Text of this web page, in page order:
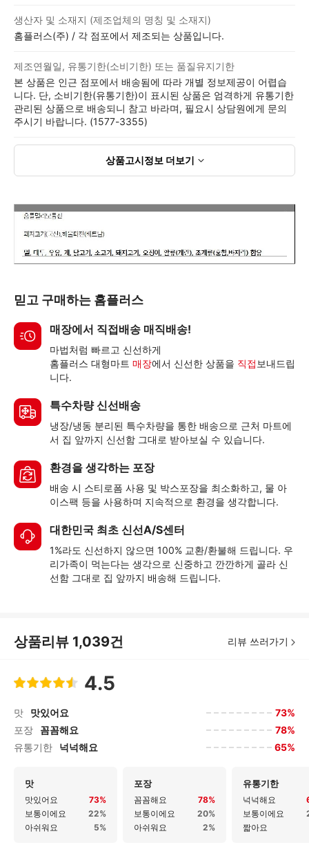
생산자 및 소재지 (제조업체의 명칭 및 소재지)
홈플러스(주) / 각 점포에서 제조되는 상품입니다.
제조연월일, 유통기한(소비기한) 또는 품질유지기한
본 상품은 인근 점포에서 배송됨에 따라 개별 정보제공이 어렵습
니다. 단, 소비기한(유통기한)이 표시된 상품은 엄격하게 유통기한
관리된 상품으로 배송되니 참고 바라며, 필요시 상담원에게 문의
주시기 바랍니다. (1577-3355)
상품고시정보 더보기
믿고 구매하는 홈플러스
매장에서 직접배송 매직배송!
마법처럼 빠르고 신선하게
홈플러스 대형마트 매장에서 신선한 상품을 직접 보내드립
니다.
특수차량 신선배송
냉장/냉동 분리된 특수차량을 통한 배송으로 근처 마트에
서 집 앞까지 신선함 그대로 받아보실 수 있습니다.
환경을 생각하는 포장
배송 시 스티로폼 사용 및 박스포장을 최소화하고, 물 아
이스팩 등을 사용하며 지속적으로 환경을 생각합니다.
대한민국 최초 신선A/S센터
1%라도 신선하지 않으면 100% 교환/환불해 드립니다. 우
리가족이 먹는다는 생각으로 신중하고 깐깐하게 골라 신
선함 그대로 집 앞까지 배송해 드립니다.
상품리뷰 1,039건 리뷰 쓰러가기
4.5
맛 맛있어요
73%
포장
꼼꼼해요
78%
유통기한
넉넉해요 65%
맛
맛있어요
73%
보통이에요
22%
아쉬워요
5%
포장
꼼꼼해요
78%
보통이에요
20%
아쉬워요
2%
유통기한
넉넉해요
보통이에요
짧아요